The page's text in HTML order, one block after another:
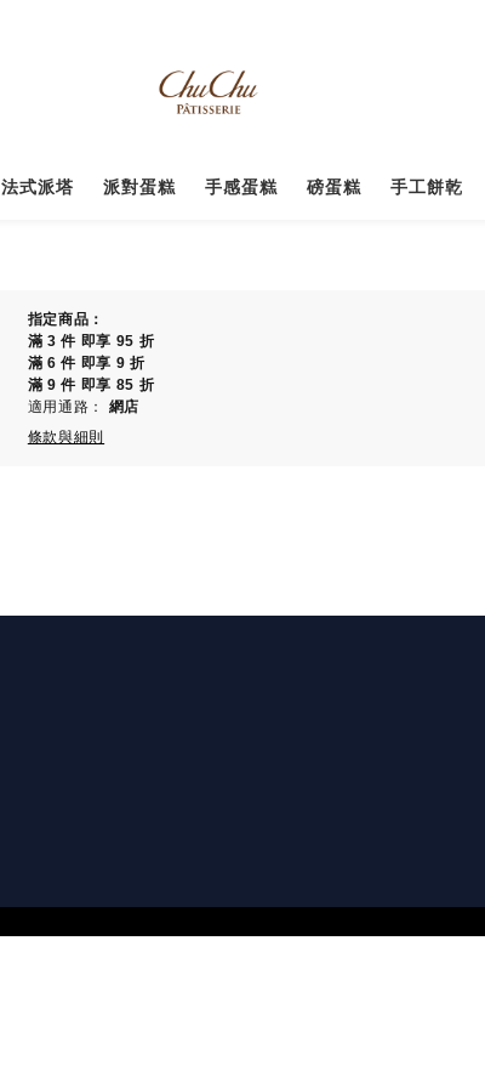
法式派塔 派對蛋糕 手感蛋糕 磅蛋糕 手工餅乾
指定商品：
滿 3 件 即享 95 折
滿 6 件 即享 9 折
滿 9 件 即享 85 折
適用通路： 網店
條款與細則